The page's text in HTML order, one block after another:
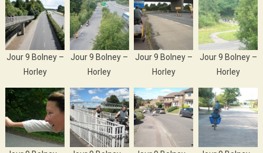
Jour 9 Bolney –
Horley
Jour 9 Bolney –
Horley
Jour 9 Bolney –
Horley
Jour 9 Bolney –
Horley